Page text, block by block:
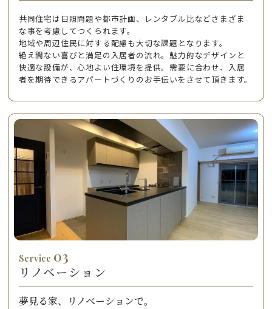
共同住宅は日照問題や都市計画、レンタブル比などさまざま
な事を考慮してつくられます。
地域や周辺住民に対する配慮も大切な課題となります。
絶え間ない喜びと満足の入居者の流れ。魅力的なデザインと
快適な設備が、心地よい住環境を提供。需要に合わせ、入居
者を期待できるアパートづくりのお手伝いをさせて頂きます。
Service 03
リノベーション
夢見る家、リノベーションで。